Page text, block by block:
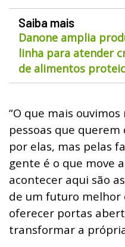
Saiba mais
Danone amplia
linha para atender
de alimentos
“O que mais
pessoas que
por elas, mas pelas
gente é o que move
acontecer aqui são
de um futuro melhor
oferecer portas
transformar a